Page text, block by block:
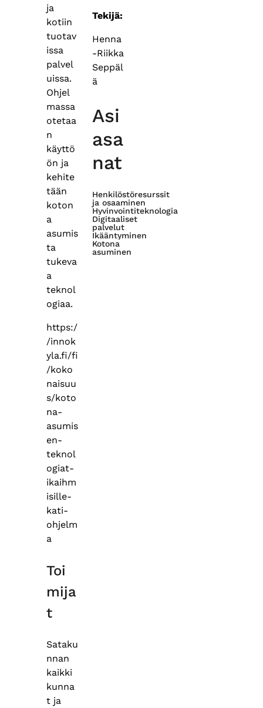
ja
kotiin
tuotav
issa
palvel
uissa.
Ohjel
massa
otetaa
n
käyttö
ön ja
kehite
tään
koton
a
asumis
ta
tukeva
a
teknol
ogiaa.
https:/
/innok
yla.fi/fi
/koko
naisuu
s/koto
na-
asumis
en-
teknol
ogiat-
ikaihm
isille-
kati-
ohjelm
a
Toi
mija
t
Sataku
nnan
kaikki
kunna
t ja
Tekijä:
Henna
-Riikka
Seppäl
ä
Asi
asa
nat
Henkilöstöresurssit
ja osaaminen
Hyvinvointiteknologia
Digitaaliset
palvelut
Ikääntyminen
Kotona
asuminen